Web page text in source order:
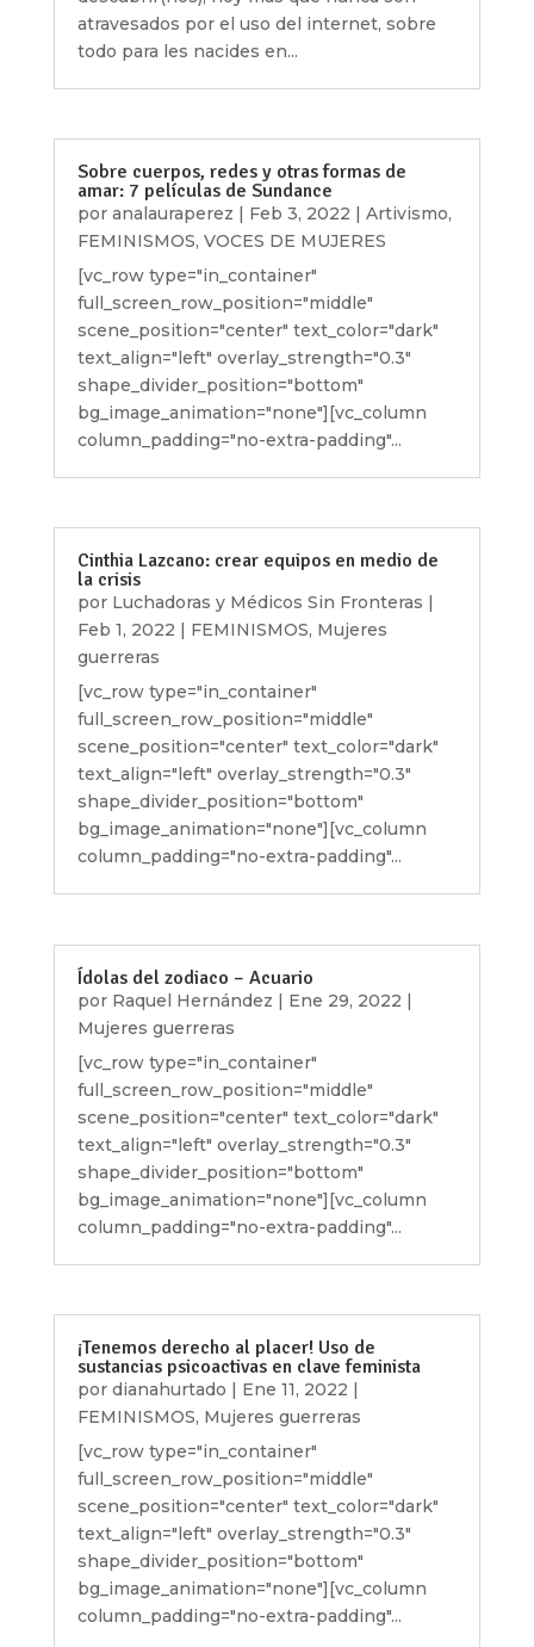
atravesados por el uso del internet, sobre
todo para les nacides en...
Sobre cuerpos, redes y otras formas de
amar: 7 películas de Sundance
por analauraperez | Feb 3, 2022 | Artivismo,
FEMINISMOS, VOCES DE MUJERES
[vc_row type="in_container"
full_screen_row_position="middle"
scene_position="center" text_color="dark"
text_align="left" overlay_strength="0.3"
shape_divider_position="bottom"
bg_image_animation="none"][vc_column
column_padding="no-extra-padding"...
Cinthia Lazcano: crear equipos en medio de
la crisis
por Luchadoras y Médicos Sin Fronteras
Feb 1, 2022
FEMINISMOS, Mujeres
guerreras
[vc_row type="in_container"
full_screen_row_position="middle"
scene_position="center" text_color="dark"
text_align="left" overlay_strength="0.3"
shape_divider_position="bottom"
bg_image_animation="none"][vc_column
column_padding="no-extra-padding"...
Ídolas del zodiaco – Acuario
por Raquel Hernández | Ene 29, 2022 |
Mujeres guerreras
[vc_row type="in_container"
full_screen_row_position="middle"
scene_position="center" text_color="dark"
text_align="left" overlay_strength="0.3"
shape_divider_position="bottom"
bg_image_animation="none"][vc_column
column_padding="no-extra-padding"...
¡Tenemos derecho al placer! Uso de
sustancias psicoactivas en clave feminista
por dianahurtado | Ene 11, 2022 |
FEMINISMOS, Mujeres guerreras
[vc_row type="in_container"
full_screen_row_position="middle"
scene_position="center" text_color="dark"
text_align="left" overlay_strength="0.3"
shape_divider_position="bottom"
bg_image_animation="none"][vc_column
column_padding="no-extra-padding"...